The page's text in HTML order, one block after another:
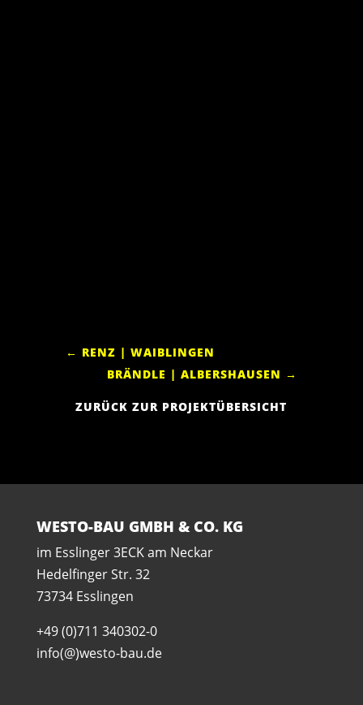
← RENZ | WAIBLINGEN
BRÄNDLE | ALBERSHAUSEN →
ZURÜCK ZUR PROJEKTÜBERSICHT
WESTO-BAU GMBH & CO. KG
im Esslinger 3ECK am Neckar
Hedelfinger Str. 32
73734 Esslingen
+49 (0)711 340302-0
info(@)westo-bau.de